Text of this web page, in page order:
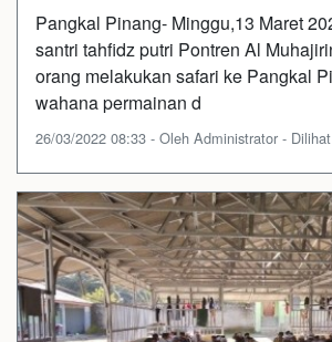
Pangkal Pinang- Minggu,13 Maret
santri tahfidz putri Pontren Al
orang melakukan safari ke Pangkal
wahana permainan d
26/03/2022 08:33 - Oleh Administrator -